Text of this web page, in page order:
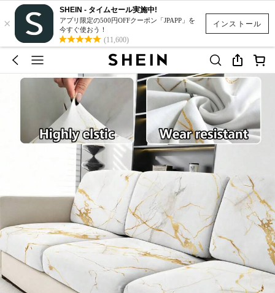
インストール
×
SHEIN - タイムセール実施中!
アプリ限定の500円OFFクーポン「JPAPP」を
今すぐ使おう！
(11,600)